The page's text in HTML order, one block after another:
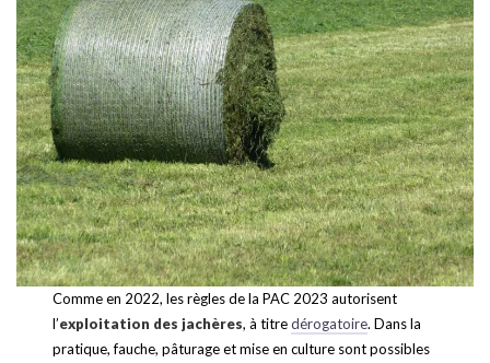
Comme en 2022, les règles de la PAC 2023 autorisent
l’exploitation des jachères, à titredérogatoire. Dans la
pratique, fauche, pâturage et mise en culture sont possibles